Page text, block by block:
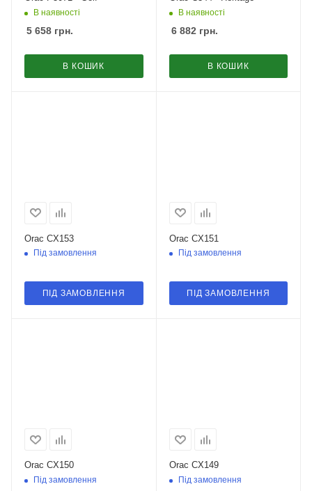
В наявності
5 658 грн.
В КОШИК
В наявності
6 882 грн.
В КОШИК
Orac CX153
Під замовлення
ПІД ЗАМОВЛЕННЯ
Orac CX151
Під замовлення
ПІД ЗАМОВЛЕННЯ
Orac CX150
Під замовлення
Orac CX149
Під замовлення